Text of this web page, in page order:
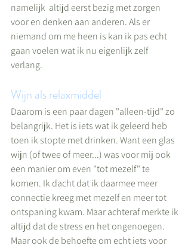
namelijk  altijd eerst bezig met zorgen
voor en denken aan anderen. Als er
niemand om me heen is kan ik pas echt
gaan voelen wat ik nu eigenlijk zelf
verlang.
Wijn als relaxmiddel
Daarom is een paar dagen "alleen-tijd" zo
belangrijk. Het is iets wat ik geleerd heb
toen ik stopte met drinken. Want een glas
wijn (of twee of meer...) was voor mij ook
een manier om even "tot mezelf" te
komen. Ik dacht dat ik daarmee meer
connectie kreeg met mezelf en meer tot
ontspaning kwam. Maar achteraf merkte ik
altijd dat de stress en het ongenoegen.
Maar ook de behoefte om echt iets voor